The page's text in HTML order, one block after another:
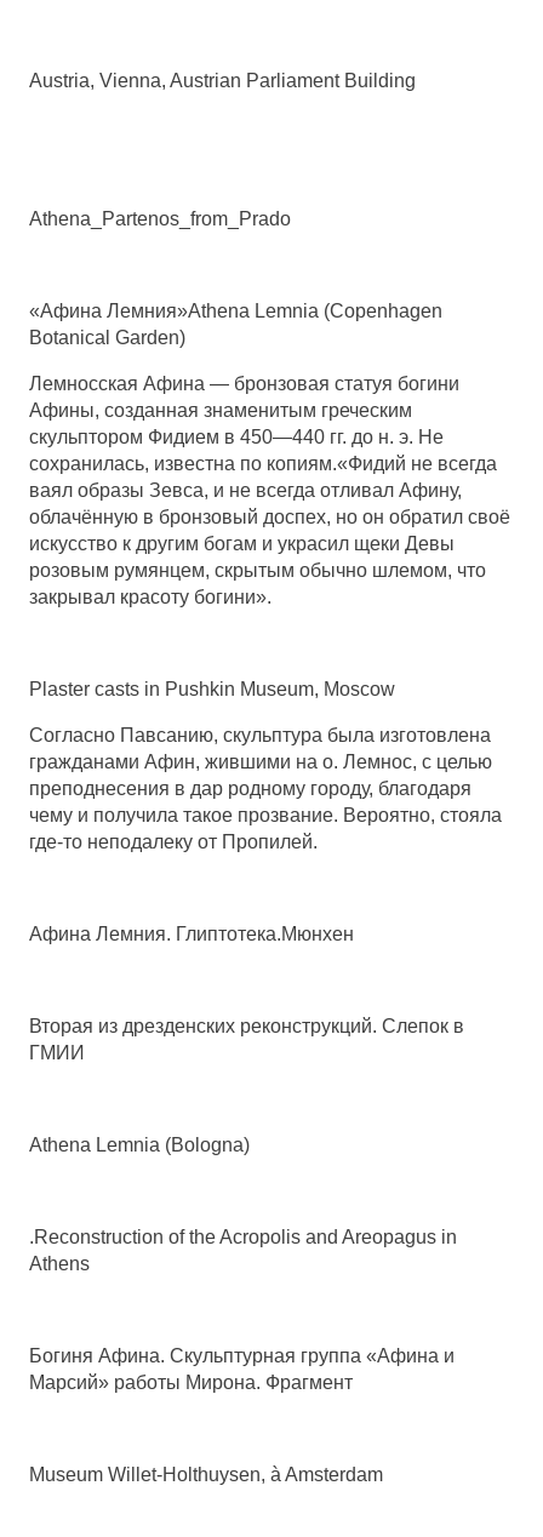
Austria, Vienna, Austrian Parliament Building
Athena_Partenos_from_Prado
«Афина Лемния»Athena Lemnia (Copenhagen
Botanical Garden)
Лемносская Афина — бронзовая статуя богини
Афины, созданная знаменитым греческим
скульптором Фидием в 450—440 гг. до н. э. Не
сохранилась, известна по копиям.«Фидий не всегда
ваял образы Зевса, и не всегда отливал Афину,
облачённую в бронзовый доспех, но он обратил своё
искусство к другим богам и украсил щеки Девы
розовым румянцем, скрытым обычно шлемом, что
закрывал красоту богини».
Plaster casts in Pushkin Museum, Moscow
Согласно Павсанию, скульптура была изготовлена
гражданами Афин, жившими на о. Лемнос, с целью
преподнесения в дар родному городу, благодаря
чему и получила такое прозвание. Вероятно, стояла
где-то неподалеку от Пропилей.
Афина Лемния. Глиптотека.Мюнхен
Вторая из дрезденских реконструкций. Слепок в
ГМИИ
Athena Lemnia (Bologna)
.Reconstruction of the Acropolis and Areopagus in
Athens
Богиня Афина. Скульптурная группа «Афина и
Марсий» работы Мирона. Фрагмент
Museum Willet-Holthuysen, à Amsterdam